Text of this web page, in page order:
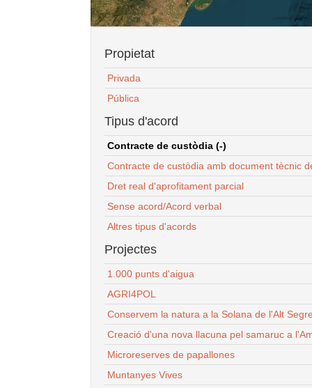
Propietat
Privada
Pública
Tipus d'acord
Contracte de custòdia (-)
Contracte de custòdia amb document tècnic
Dret real d'aprofitament parcial
Sense acord/Acord verbal
Altres tipus d'acords
Projectes
1.000 punts d'aigua
AGRI4POL
Conservem la natura a la Solana de l'Alt
Creació d'una nova llacuna pel samaruc a
Microreserves de papallones
Muntanyes Vives